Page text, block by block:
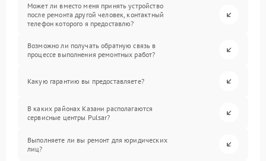
Может ли вместо меня принять устройство
после ремонта другой человек, контактный
телефон которого я предоставлю?
Возможно ли получать обратную связь в
процессе выполнения ремонтных работ?
Какую гарантию вы предоставляете?
В каких районах Казани располагаются
сервисные центры Pulsar?
Выполняете ли вы ремонт для юридических
лиц?